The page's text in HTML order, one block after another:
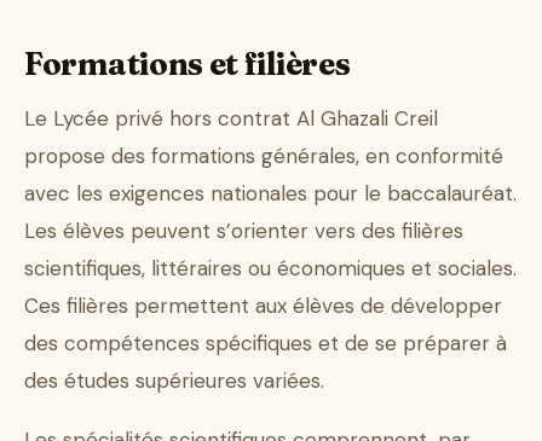
Formations et filières
Le Lycée privé hors contrat Al Ghazali Creil
propose des formations générales, en conformité
avec les exigences nationales pour le baccalauréat.
Les élèves peuvent s’orienter vers des filières
scientifiques, littéraires ou économiques et sociales.
Ces filières permettent aux élèves de développer
des compétences spécifiques et de se préparer à
des études supérieures variées.